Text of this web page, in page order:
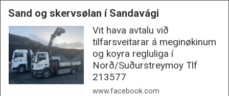
Sand og skervsølan í Sandavági
Vit hava avtalu við
tilfarsveitarar á meginøkinum
og koyra regluliga í
Norð/Suðurstreymoy Tlf
213577
www.facebook.com